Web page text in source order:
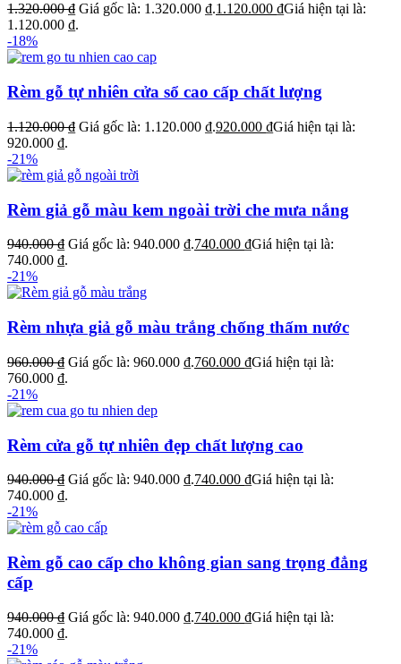
1.320.000₫ Giá gốc là: 1.320.000 ₫.1.120.000 ₫Giá hiện tại là:
1.120.000 ₫.
-18%
Rèm gỗ tự nhiên cửa sổ cao cấp chất lượng
1.120.000₫ Giá gốc là: 1.120.000 ₫.920.000 ₫Giá hiện tại là:
920.000 ₫.
-21%
Rèm giả gỗ màu kem ngoài trời che mưa nắng
940.000₫ Giá gốc là: 940.000 ₫.740.000 ₫Giá hiện tại là:
740.000 ₫.
-21%
Rèm nhựa giả gỗ màu trắng chống thấm nước
960.000₫ Giá gốc là: 960.000 ₫.760.000 ₫Giá hiện tại là:
760.000 ₫.
-21%
Rèm cửa gỗ tự nhiên đẹp chất lượng cao
940.000₫ Giá gốc là: 940.000 ₫.740.000 ₫Giá hiện tại là:
740.000 ₫.
-21%
Rèm gỗ cao cấp cho không gian sang trọng đẳng
cấp
940.000₫ Giá gốc là: 940.000 ₫.740.000 ₫Giá hiện tại là:
740.000 ₫.
-21%